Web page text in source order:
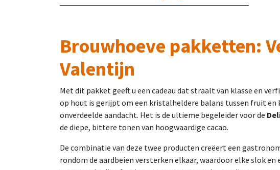
Brouwhoeve pakketten:
Valentijn
Met dit pakket geeft u een cadeau dat straalt van klasse en
op hout is gerijpt om een kristalheldere balans tussen fruit en
onverdeelde aandacht. Het is de ultieme begeleider voor de
de diepe, bittere tonen van hoogwaardige cacao.
De combinatie van deze twee producten creëert een
rondom de aardbeien versterken elkaar, waardoor elke slok